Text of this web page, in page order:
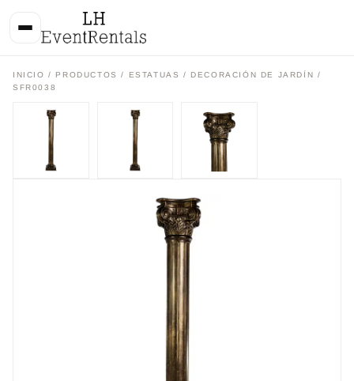
INICIO / PRODUCTOS/ ESTATUAS / DECORACIÓN DE JARDÍN /
SFR0038